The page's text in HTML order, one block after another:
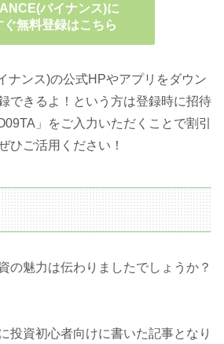
バイナンス)に
ぐ無料登録はこちら
ナンス)の公式HPやアプリをダウン
できるよ！という方は登録時に招待
」をご入力いただくことで割引
ひご活用ください！
の魅力は伝わりましたでしょうか？
投資初心者向けに書いた記事となり